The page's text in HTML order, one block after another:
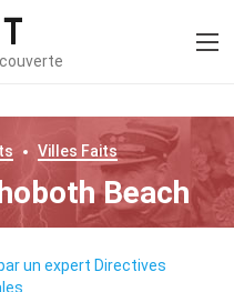
Villes Faits
Beach
un expert Directives